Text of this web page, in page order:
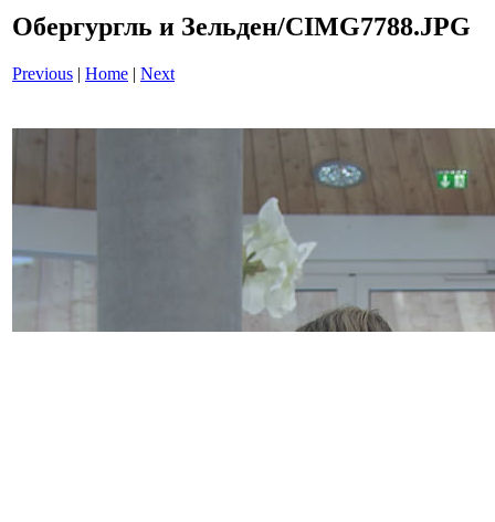
Обергургль и Зельден/CIMG7788.JPG
Previous | Home | Next